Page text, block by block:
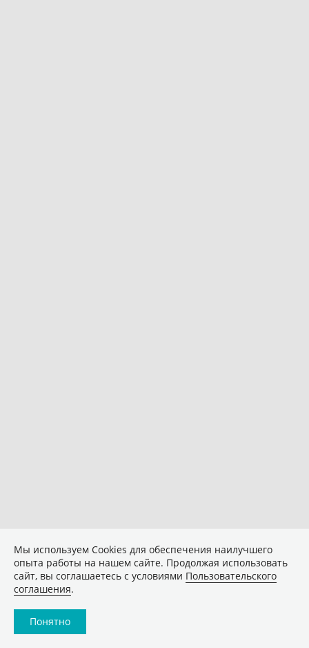
Мы используем Сookies для обеспечения наилучшего
опыта работы на нашем сайте. Продолжая использовать
сайт, вы соглашаетесь с условиями Пользовательского
соглашения.
Понятно